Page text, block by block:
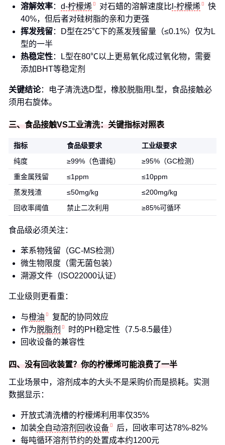
溶解效率： d-柠檬烯 对石蜡的溶解速度比 l-柠檬烯
快
40%，但后者对硅树脂的亲和力更强
挥发残留：D型在25℃下的蒸发残留量（≤0.1%）仅为L
型的一半
热稳定性：L型在80℃以上更易氧化成过氧化物，需要
添加BHT等稳定剂
关键结论：电子清洗选D型，橡胶脱脂用L型，食品接触必
须用右旋体。
三、食品接触VS工业清洗：关键指标对照表
指标 食品级要求
工业级要求
纯度
≥99%（色谱纯）
≥95%（GC检测）
重金属残留
≤1ppm
≤10ppm
蒸发残渣
≤50mg/kg
≤200mg/kg
回收率阈值
禁止二次利用 ≥85%可循环
食品级必须关注：
苯系物残留（GC-MS检测）
微生物限度（需无菌包装）
溯源文件（ISO22000认证）
工业级则更看重：
与橙油
复配的协同效应
作为脱脂剂
时的PH稳定性（7.5-8.5最佳）
回收设备的兼容性
四、没有回收装置？你的柠檬烯可能浪费了一半
工业场景中，溶剂成本的大头不是采购价而是损耗。实测
数据显示：
开放式清洗槽的柠檬烯利用率仅35%
加装全自动溶剂回收设备
后，回收率可达78%-82%
每吨循环溶剂节约的处置成本约1200元